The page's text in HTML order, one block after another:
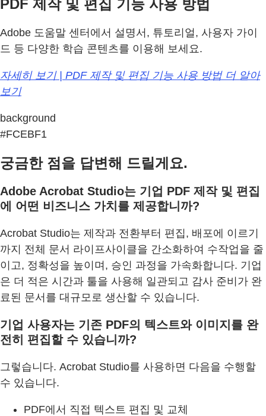
PDF 제작 및 편집 기능 사용 방법
Adobe 도움말 센터에서 설명서, 튜토리얼, 사용자 가이
드 등 다양한 학습 콘텐츠를 이용해 보세요.
자세히 보기 | PDF 제작 및 편집 기능 사용 방법 더 알아
보기
background
#FCEBF1
궁금한 점을 답변해 드릴게요.
Adobe Acrobat Studio는 기업 PDF 제작 및 편집
에 어떤 비즈니스 가치를 제공합니까?
Acrobat Studio는 제작과 전환부터 편집, 배포에 이르기
까지 전체 문서 라이프사이클을 간소화하여 수작업을 줄
이고, 정확성을 높이며, 승인 과정을 가속화합니다. 기업
은 더 적은 시간과 툴을 사용해 일관되고 감사 준비가 완
료된 문서를 대규모로 생산할 수 있습니다.
기업 사용자는 기존 PDF의 텍스트와 이미지를 완
전히 편집할 수 있습니까?
그렇습니다. Acrobat Studio를 사용하면 다음을 수행할
수 있습니다.
PDF에서 직접 텍스트 편집 및 교체